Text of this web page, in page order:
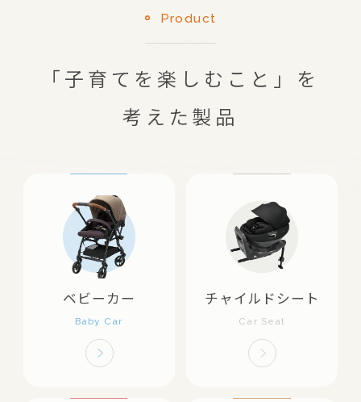
Product
「子育てを楽しむこと」を
考えた製品
ベビーカー チャイルドシート